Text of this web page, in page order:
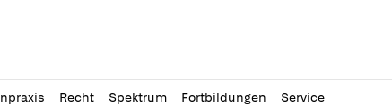
Recht Spektrum Fortbildungen Service